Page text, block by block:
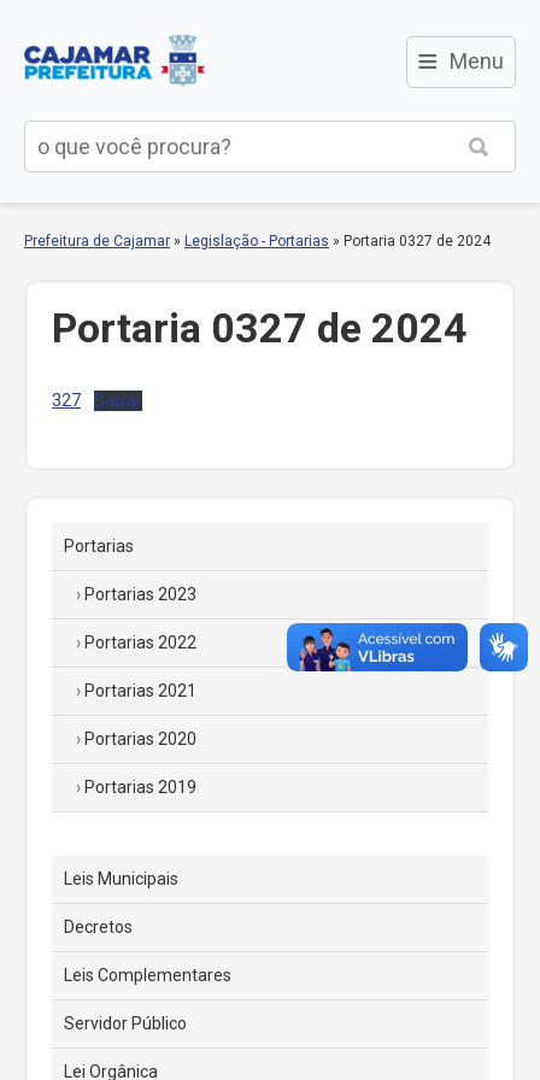
≡ Menu
Prefeitura de Cajamar » Legislação - Portarias » Portaria 0327 de 2024
Portaria 0327 de 2024
327 Baixar
Portarias
Portarias 2023
Portarias 2022
Portarias 2021
Portarias 2020
Portarias 2019
Leis Municipais
Decretos
Leis Complementares
Servidor Público
Lei Orgânica